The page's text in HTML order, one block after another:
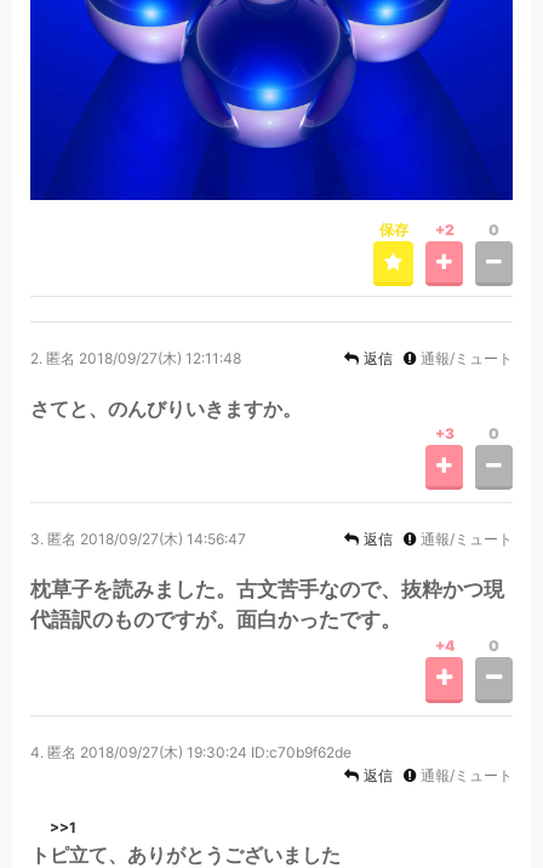
保存 +2 0
2. 匿名 2018/09/27(木) 12:11:48 返信 通報/ミュート
さてと、のんびりいきますか。
+3 0
3. 匿名 2018/09/27(木) 14:56:47 返信 通報/ミュート
枕草子を読みました。古文苦手なので、抜粋かつ現
代語訳のものですが。面白かったです。
+4 0
4. 匿名 2018/09/27(木) 19:30:24 ID:c70b9f62de
返信
通報/ミュート
>>1
トピ立て、ありがとうございました